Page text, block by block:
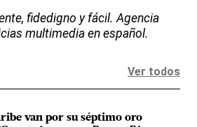
fidedigno y fácil. Agencia
multimedia en español.
Ver todos
van por su séptimo oro